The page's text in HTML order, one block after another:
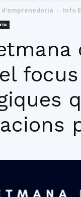
d'emprenedoria Info